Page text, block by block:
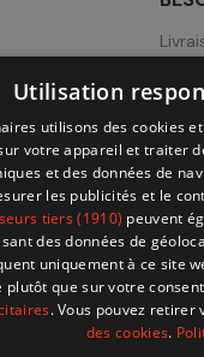
CGV
Page
Utilisation
utilisons des cookies
votre appareil et traiter
et des données de
les publicités et le
tiers (1910) peuvent
des données de
uniquement à ce site
que sur votre
. Vous pouvez retirer
des cookies.